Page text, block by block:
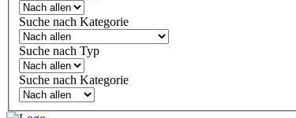
Suche nach Kategorie
Suche nach Typ
Suche nach Kategorie